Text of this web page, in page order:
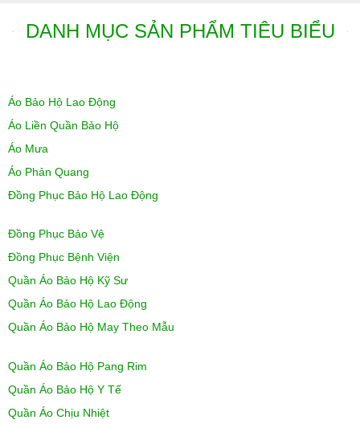
DANH MỤC SẢN PHẨM TIÊU BIỂU
Áo Bảo Hộ Lao Động
Áo Liền Quần Bảo Hộ
Áo Mưa
Áo Phản Quang
Đồng Phục Bảo Hộ Lao Động
Đồng Phục Bảo Vệ
Đồng Phục Bệnh Viện
Quần Áo Bảo Hộ Kỹ Sư
Quần Áo Bảo Hộ Lao Động
Quần Áo Bảo Hộ May Theo Mẫu
Quần Áo Bảo Hộ Pang Rim
Quần Áo Bảo Hộ Y Tế
Quần Áo Chịu Nhiệt